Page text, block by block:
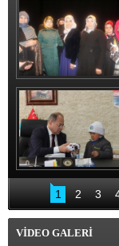
Hınıslı kadınlardan
'evet' sözü
Bakan Akdağ
Oltu’da
1 2 3
VİDEO GALERİ